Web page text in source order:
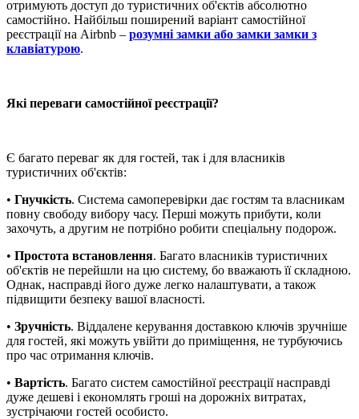
отримують доступ до туристичних об'єктів абсолютно
самостійно. Найбільш поширений варіант самостійної
реєстрації на Airbnb – розумні замки або замки замки з
клавіатурою.
Які переваги самостійної реєстрації?
Є багато переваг як для гостей, так і для власників
туристичних об'єктів:
• Гнучкість. Система самоперевірки дає гостям та власникам
повну свободу вибору часу. Перші можуть прибути, коли
захочуть, а другим не потрібно робити спеціальну подорож.
• Простота встановлення. Багато власників туристичних
об'єктів не перейшли на цю систему, бо вважають її складною.
Однак, насправді його дуже легко налаштувати, а також
підвищити безпеку вашої власності.
• Зручність. Віддалене керування доставкою ключів зручніше
для гостей, які можуть увійти до приміщення, не турбуючись
про час отримання ключів.
• Вартість. Багато систем самостійної реєстрації насправді
дуже дешеві і економлять гроші на дорожніх витратах,
зустрічаючи гостей особисто.